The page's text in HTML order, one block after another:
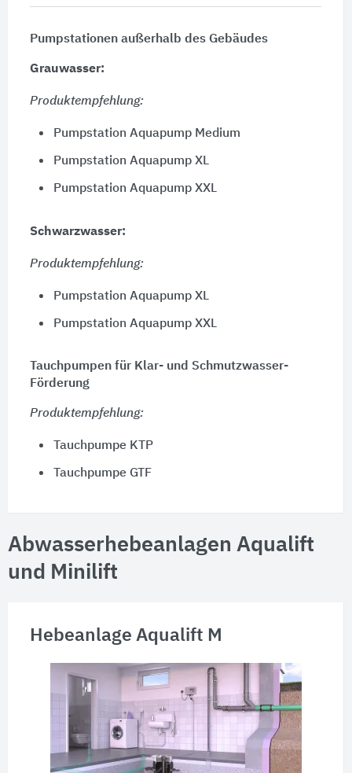
Pumpstationen außerhalb des Gebäudes
Grauwasser:
Produktempfehlung:
Pumpstation Aquapump Medium
Pumpstation Aquapump XL
Pumpstation Aquapump XXL
Schwarzwasser:
Produktempfehlung:
Pumpstation Aquapump XL
Pumpstation Aquapump XXL
Tauchpumpen für Klar- und Schmutzwasser-
Förderung
Produktempfehlung:
Tauchpumpe KTP
Tauchpumpe GTF
Abwasserhebeanlagen Aqualift
und Minilift
Hebeanlage Aqualift M